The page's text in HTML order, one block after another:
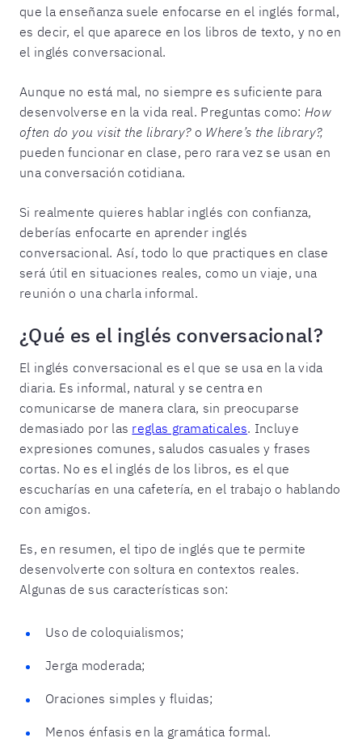
que la enseñanza suele enfocarse en el inglés formal,
es decir, el que aparece en los libros de texto, y no en
el inglés conversacional.
Aunque no está mal, no siempre es suficiente para
desenvolverse en la vida real. Preguntas como: How
often do you visit the library?o Where’s the library?,
pueden funcionar en clase, pero rara vez se usan en
una conversación cotidiana.
Si realmente quieres hablar inglés con confianza,
deberías enfocarte en aprender inglés
conversacional. Así, todo lo que practiques en clase
será útil en situaciones reales, como un viaje, una
reunión o una charla informal.
¿Qué es el inglés conversacional?
El inglés conversacional es el que se usa en la vida
diaria. Es informal, natural y se centra en
comunicarse de manera clara, sin preocuparse
demasiado por las reglas gramaticales. Incluye
expresiones comunes, saludos casuales y frases
cortas. No es el inglés de los libros, es el que
escucharías en una cafetería, en el trabajo o hablando
con amigos.
Es, en resumen, el tipo de inglés que te permite
desenvolverte con soltura en contextos reales.
Algunas de sus características son:
Uso de coloquialismos;
Jerga moderada;
Oraciones simples y fluidas;
Menos énfasis en la gramática formal.